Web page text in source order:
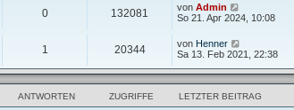
0 132081 von Admin
So 21. Apr 2024, 10:08
1 20344 von Henner
Sa 13. Feb 2021, 22:38
ANTWORTEN ZUGRIFFE LETZTER BEITRAG